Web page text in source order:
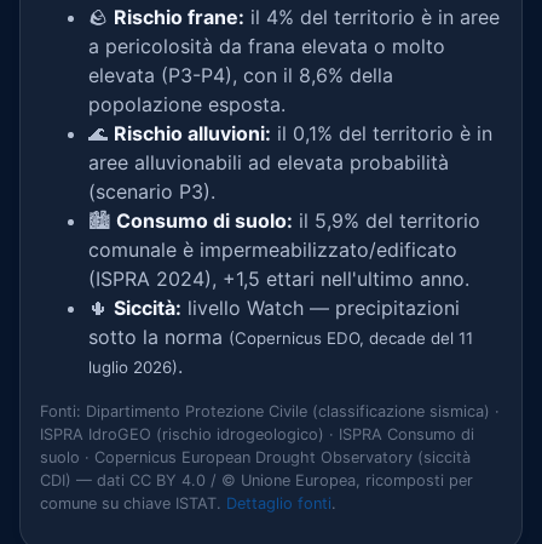
🪨 Rischio frane: il 4% del territorio è in aree
a pericolosità da frana elevata o molto
elevata (P3-P4), con il 8,6% della
popolazione esposta.
🌊 Rischio alluvioni: il 0,1% del territorio è in
aree alluvionabili ad elevata probabilità
(scenario P3).
🏙️ Consumo di suolo: il 5,9% del territorio
comunale è impermeabilizzato/edificato
(ISPRA 2024), +1,5 ettari nell'ultimo anno.
🌵 Siccità: livello Watch — precipitazioni
sotto la norma (Copernicus EDO, decade del 11
luglio 2026).
Fonti: Dipartimento Protezione Civile (classificazione sismica) ·
ISPRA IdroGEO (rischio idrogeologico) · ISPRA Consumo di
suolo · Copernicus European Drought Observatory (siccità
CDI) — dati CC BY 4.0 / © Unione Europea, ricomposti per
comune su chiave ISTAT. Dettaglio fonti.